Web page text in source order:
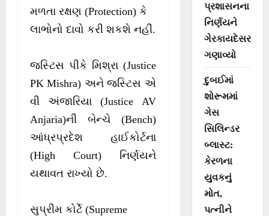
મળતા રક્ષણ (Protection) કે
લાભોનો દાવો કરી શકશે નહીં.
જસ્ટિસ પીકે મિશ્રા (Justice
PK Mishra) અને જસ્ટિસ એ
વી અંજારિયા (Justice AV
Anjaria)ની બેન્ચે (Bench)
આંધ્રપ્રદેશ હાઈકોર્ટના
(High Court) નિર્ણયને
યથાવત રાખ્યો છે.
સુપ્રીમ કોર્ટે (Supreme
પ્રશાસનના
નિર્ણયને
ગેરકાયદેસર
ગણાવ્યો
દુબઈમાં
શોરૂમમાં
ગેસ
સિલિન્ડર
બ્લાસ્ટ:
કેરળના
યુવકનું
મોત,
પત્નીને